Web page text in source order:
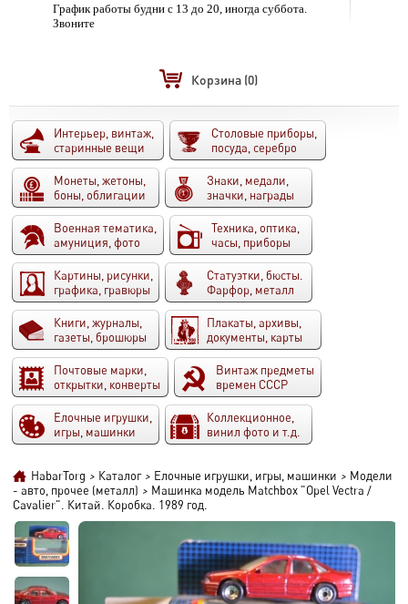
График работы будни с 13 до 20, иногда суббота.
Звоните
Корзина (0)
Интерьер, винтаж,
старинные вещи
Столовые приборы,
посуда, серебро
Монеты, жетоны,
боны, облигации
Знаки, медали,
значки, награды
Военная тематика,
амуниция, фото
Техника, оптика,
часы, приборы
Картины, рисунки,
графика, гравюры
Статуэтки, бюсты.
Фарфор, металл
Книги, журналы,
газеты, брошюры
Плакаты, архивы,
документы, карты
Почтовые марки,
открытки, конверты
Винтаж предметы
времен СССР
Елочные игрушки,
игры, машинки
Коллекционное,
винил фото и т.д.
HabarTorg > Каталог > Елочные игрушки, игры, машинки > Модели
- авто, прочее (металл) > Машинка модель Matchbox "Opel Vectra /
Cavalier". Китай. Коробка. 1989 год.